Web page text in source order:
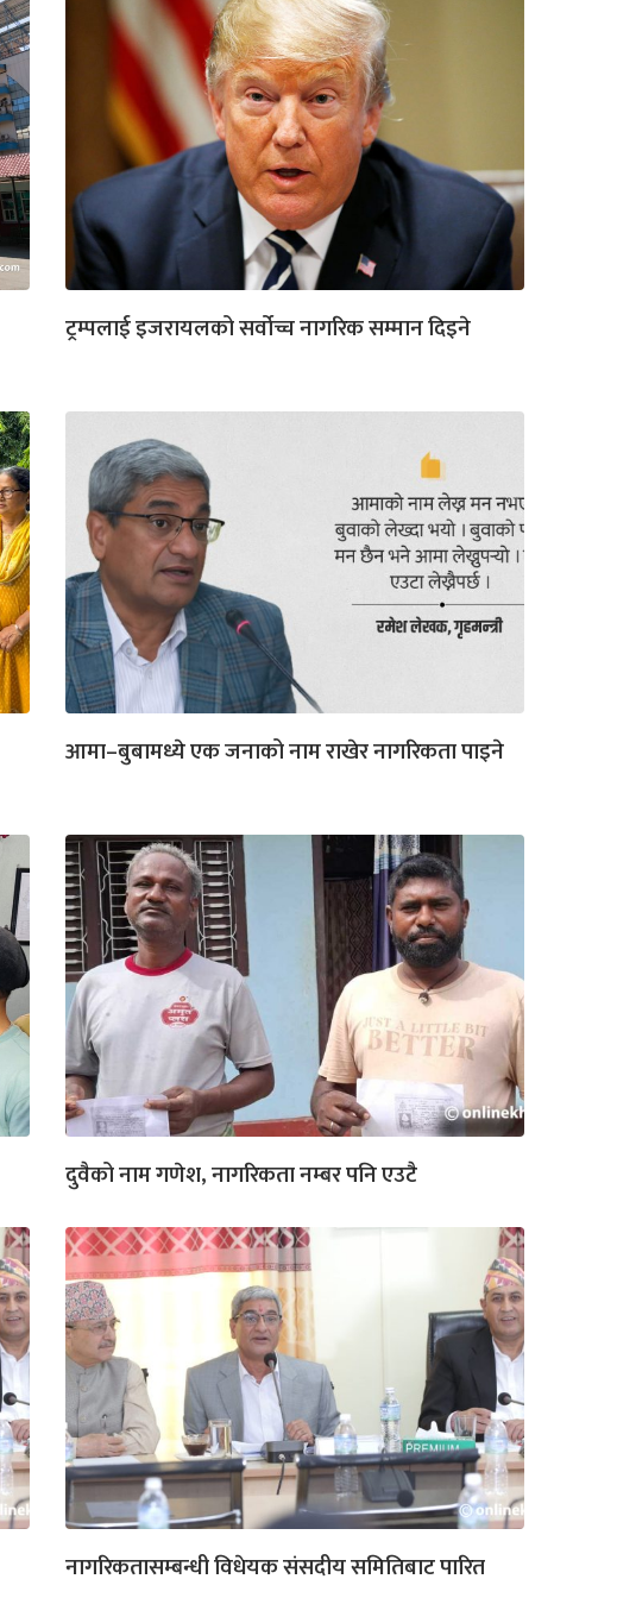
ट्रम्पलाई इजरायलको सर्वोच्च नागरिक सम्मान दिइने
आमा–बुबामध्ये एक जनाको नाम राखेर नागरिकता पाइने
दुवैको नाम गणेश, नागरिकता नम्बर पनि एउटै
नागरिकतासम्बन्धी विधेयक संसदीय समितिबाट पारित